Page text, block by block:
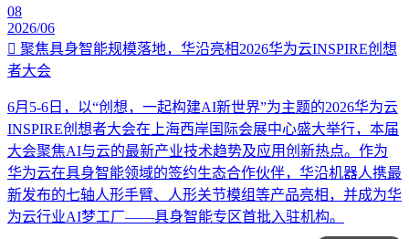
08
2026/06
聚焦具身智能规模落地，华沿亮相2026华为云INSPIRE创想
者大会
6月5-6日，以“创想，一起构建AI新世界”为主题的2026华为云
INSPIRE创想者大会在上海西岸国际会展中心盛大举行，本届
大会聚焦AI与云的最新产业技术趋势及应用创新热点。作为
华为云在具身智能领域的签约生态合作伙伴，华沿机器人携最
新发布的七轴人形手臂、人形关节模组等产品亮相，并成为华
为云行业AI梦工厂——具身智能专区首批入驻机构。